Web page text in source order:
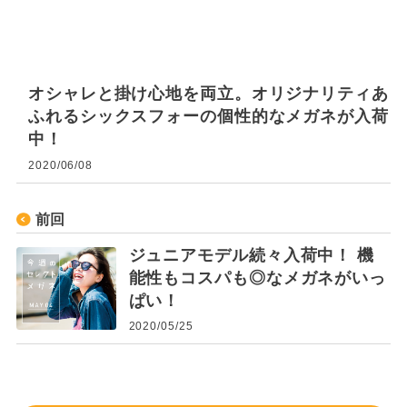
オシャレと掛け心地を両立。オリジナリティあ
ふれるシックスフォーの個性的なメガネが入荷
中！
2020/06/08
前回
ジュニアモデル続々入荷中！ 機
能性もコスパも◎なメガネがいっ
ぱい！
2020/05/25